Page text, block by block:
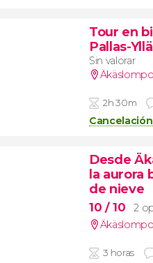
Tour en
Pallas-
Sin valorar
2h 30m
Desde
la aurora
de nieve
10 / 10
2
3 horas